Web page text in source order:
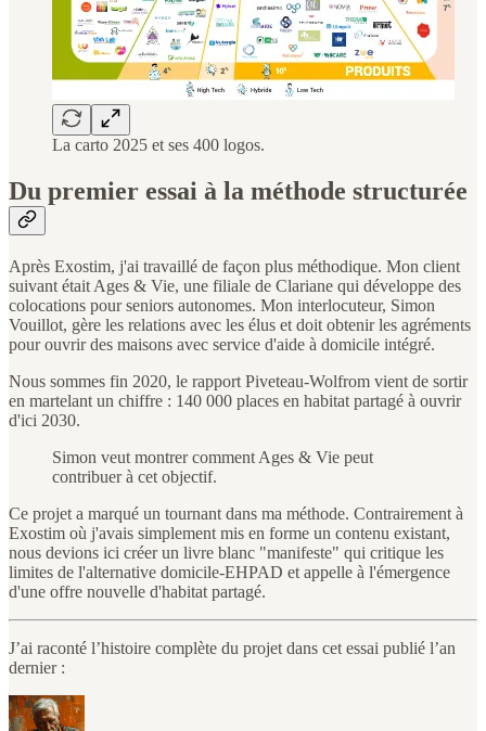
La carto 2025 et ses 400 logos.
Du premier essai à la méthode structurée
Après Exostim, j'ai travaillé de façon plus méthodique. Mon client
suivant était Ages & Vie, une filiale de Clariane qui développe des
colocations pour seniors autonomes. Mon interlocuteur, Simon
Vouillot, gère les relations avec les élus et doit obtenir les agréments
pour ouvrir des maisons avec service d'aide à domicile intégré.
Nous sommes fin 2020, le rapport Piveteau-Wolfrom vient de sortir
en martelant un chiffre : 140 000 places en habitat partagé à ouvrir
d'ici 2030.
Simon veut montrer comment Ages & Vie peut
contribuer à cet objectif.
Ce projet a marqué un tournant dans ma méthode. Contrairement à
Exostim où j'avais simplement mis en forme un contenu existant,
nous devions ici créer un livre blanc "manifeste" qui critique les
limites de l'alternative domicile-EHPAD et appelle à l'émergence
d'une offre nouvelle d'habitat partagé.
J’ai raconté l’histoire complète du projet dans cet essai publié l’an
dernier :